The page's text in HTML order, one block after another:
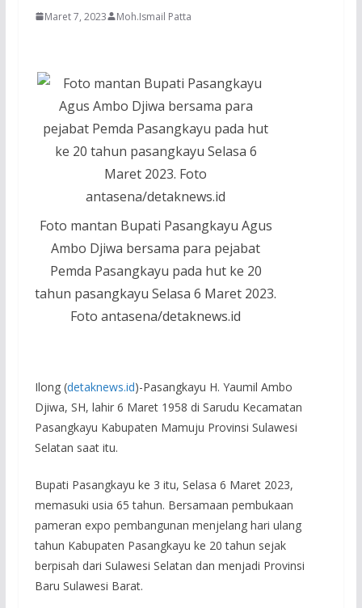
Maret 7, 2023 Moh.Ismail Patta
Foto mantan Bupati Pasangkayu Agus
Ambo Djiwa bersama para pejabat
Pemda Pasangkayu pada hut ke 20
tahun pasangkayu Selasa 6 Maret 2023.
Foto antasena/detaknews.id
Ilong (detaknews.id)-Pasangkayu H. Yaumil Ambo
Djiwa, SH, lahir 6 Maret 1958 di Sarudu Kecamatan
Pasangkayu Kabupaten Mamuju Provinsi Sulawesi
Selatan saat itu.
Bupati Pasangkayu ke 3 itu, Selasa 6 Maret 2023,
memasuki usia 65 tahun. Bersamaan pembukaan
pameran expo pembangunan menjelang hari ulang
tahun Kabupaten Pasangkayu ke 20 tahun sejak
berpisah dari Sulawesi Selatan dan menjadi Provinsi
Baru Sulawesi Barat.